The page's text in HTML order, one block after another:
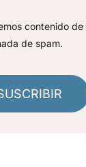
contenido
de spam.